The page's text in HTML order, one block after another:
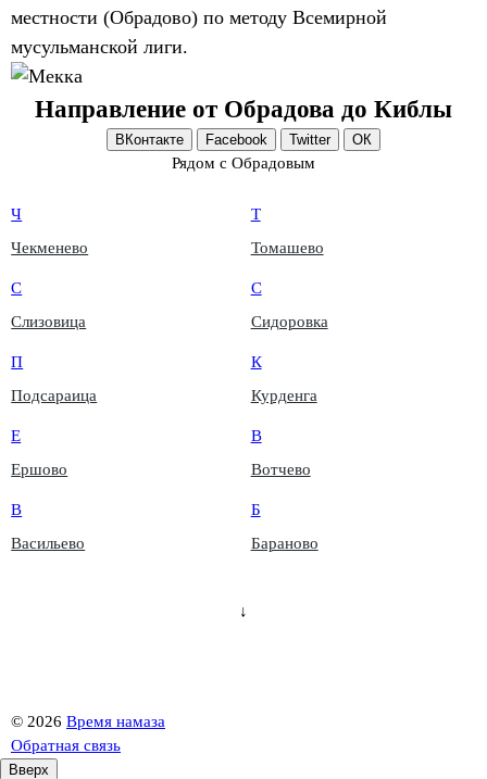
местности (Обрадово) по методу Всемирной
мусульманской лиги.
Направление от Обрадова до Киблы
ВКонтакте Facebook Twitter ОК
Рядом с Обрадовым
Ч
Чекменево
Т
Томашево
С
Слизовица
С
Сидоровка
П
Подсараица
К
Курденга
Е
Ершово
В
Вотчево
В
Васильево
Б
Бараново
↓
© 2026 Время намаза
Обратная связь
Вверх